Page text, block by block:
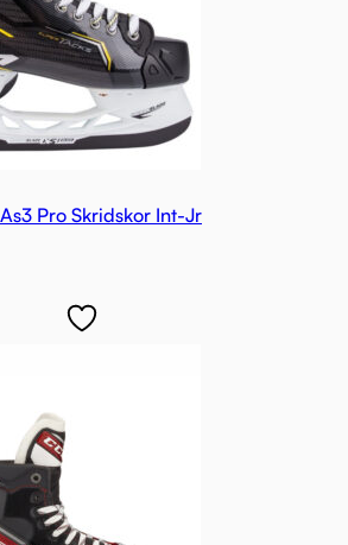
Pro Skridskor Int-Jr